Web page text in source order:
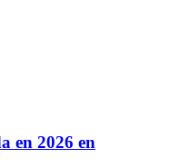
en 2026 en